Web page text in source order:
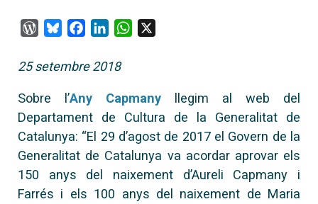
WordPress
BlueskyFacebook
LinkedInWhatsApp
25 setembre 2018
Sobre l’Any Capmany llegim al web del
Departament de Cultura de la Generalitat de
Catalunya: “El 29 d’agost de 2017 el Govern de la
Generalitat de Catalunya va acordar aprovar els
150 anys del naixement d’Aureli Capmany i
Farrés i els 100 anys del naixement de Maria